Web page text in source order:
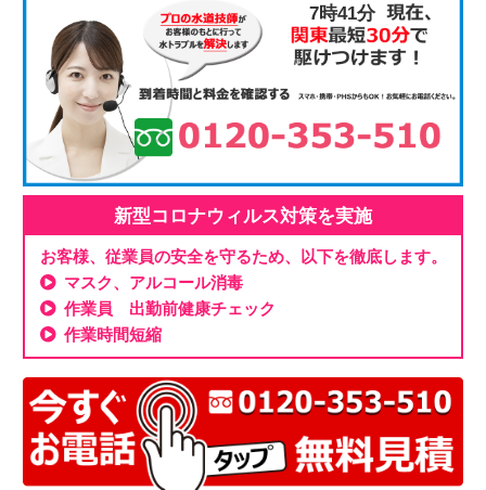
7時41分
新型コロナウィルス対策を実施
お客様、従業員の安全を守るため、以下を徹底します。
マスク、アルコール消毒
作業員 出勤前健康チェック
作業時間短縮